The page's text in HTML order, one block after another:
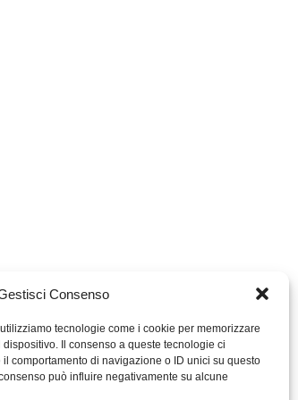
Consenso
tecnologie come i cookie per memorizzare
Il consenso a queste tecnologie ci
comportamento di navigazione o ID unici su questo
può influire negativamente su alcune